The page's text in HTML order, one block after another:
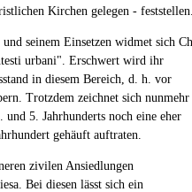
Kirchen gelegen - feststellen.
seinem Einsetzen widmet sich
urbani". Erschwert wird ihr
in diesem Bereich, d. h. vor
Trotzdem zeichnet sich nunmehr
und 5. Jahrhunderts noch eine eher
gehäuft auftraten.
zivilen Ansiedlungen
Bei diesen lässt sich ein